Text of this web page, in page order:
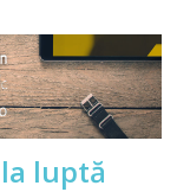
luptă